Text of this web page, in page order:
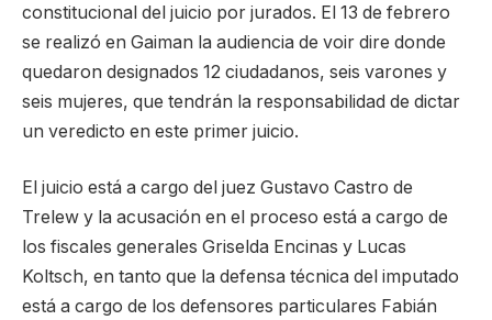
constitucional del juicio por jurados. El 13 de febrero
se realizó en Gaiman la audiencia de voir dire donde
quedaron designados 12 ciudadanos, seis varones y
seis mujeres, que tendrán la responsabilidad de dictar
un veredicto en este primer juicio.
El juicio está a cargo del juez Gustavo Castro de
Trelew y la acusación en el proceso está a cargo de
los fiscales generales Griselda Encinas y Lucas
Koltsch, en tanto que la defensa técnica del imputado
está a cargo de los defensores particulares Fabián